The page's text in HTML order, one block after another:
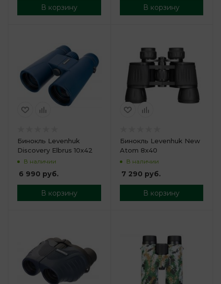
В корзину В корзину
Бинокль Levenhuk
Discovery Elbrus 10x42
В наличии
6 990 руб.
В корзину
Бинокль Levenhuk New
Atom 8x40
В наличии
7 290 руб.
В корзину